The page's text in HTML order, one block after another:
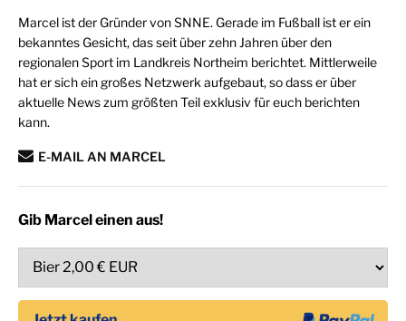
Marcel ist der Gründer von SNNE. Gerade im Fußball ist er ein
bekanntes Gesicht, das seit über zehn Jahren über den
regionalen Sport im Landkreis Northeim berichtet. Mittlerweile
hat er sich ein großes Netzwerk aufgebaut, so dass er über
aktuelle News zum größten Teil exklusiv für euch berichten
kann.
E-MAIL AN MARCEL
Gib Marcel einen aus!